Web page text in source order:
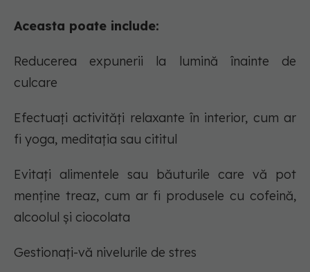
Aceasta poate include:
Reducerea expunerii la lumină înainte de
culcare
Efectuați activități relaxante în interior, cum ar
fi yoga, meditația sau cititul
Evitați alimentele sau băuturile care vă pot
menține treaz, cum ar fi produsele cu cofeină,
alcoolul și ciocolata
Gestionați-vă nivelurile de stres